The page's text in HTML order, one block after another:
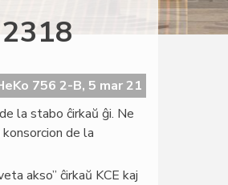
756 2-B, 5 mar 21
la stabo ĉirkaŭ ĝi. Ne
de la
akso” ĉirkaŭ KCE kaj